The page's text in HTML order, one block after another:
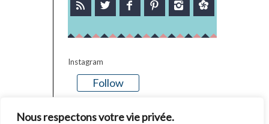
Nous respectons votre vie privée.
Instagram
Follow